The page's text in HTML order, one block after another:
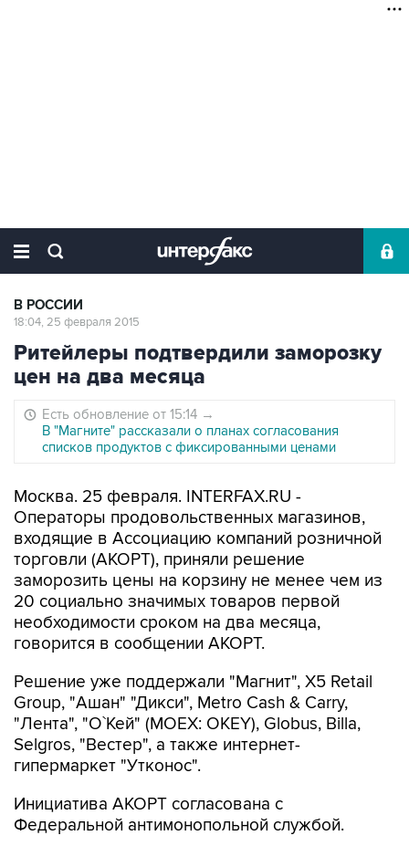
В РОССИИ
18:04, 25 февраля 2015
Ритейлеры подтвердили заморозку
цен на два месяца
Есть обновление от 15:14 →
В "Магните" рассказали о планах согласования
списков продуктов с фиксированными ценами
Москва. 25 февраля. INTERFAX.RU -
Операторы продовольственных магазинов,
входящие в Ассоциацию компаний розничной
торговли (АКОРТ), приняли решение
заморозить цены на корзину не менее чем из
20 социально значимых товаров первой
необходимости сроком на два месяца,
говорится в сообщении АКОРТ.
Решение уже поддержали "Магнит", Х5 Retail
Group, "Ашан" "Дикси", Metro Cash & Carry,
"Лента", "О`Кей" (MOEX: OKEY), Globus, Billa,
Selgros, "Вестер", а также интернет-
гипермаркет "Утконос".
Инициатива АКОРТ согласована с
Федеральной антимонопольной службой.